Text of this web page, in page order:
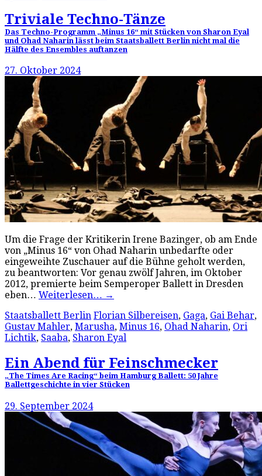
Triviale Techno-Tänze
Das Techno-Programm „Minus 16“ mit Stücken von Sharon Eyal
und Ohad Naharin lässt beim Staatsballett Berlin nicht mal die
Hälfte des Ensembles auftanzen
27. Oktober 2024
Um die Frage der Kritikerin Irene Bazinger, ob am Ende
von „Minus 16“ von Ohad Naharin unbedarfte oder
eingeweihte Zuschauer auf die Bühne geholt werden,
zu beantworten: Vor genau zwölf Jahren, im Oktober
2012, premierte beim Semperoper Ballett in Dresden
eben… Weiterlesen… →
Staatsballett Berlin Florian Silbereisen, Gaga, Gai Behar,
Gustav Mahler, Marusha, Minus 16, Ohad Naharin, Ori
Lichtik, Saaba, Sharon Eyal
Ein Abend für Feinschmecker
„The Times Are Racing“ beim Hamburg Ballett: 50 Jahre
Ballettgeschichte in vier Stücken
29. September 2024